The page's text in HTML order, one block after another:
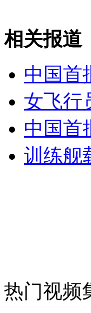
美枪击案发地传死
山西运城恶犬咬
女孩北京地铁殴
无痛分娩是否安全
相关报道
中国首
女飞行
中国首
训练舰
热门视频